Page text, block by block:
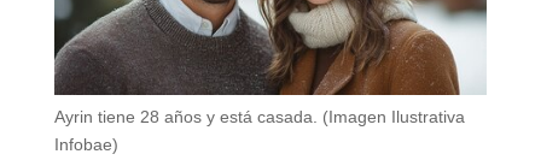
Ayrin tiene 28 años y está casada. (Imagen Ilustrativa
Infobae)